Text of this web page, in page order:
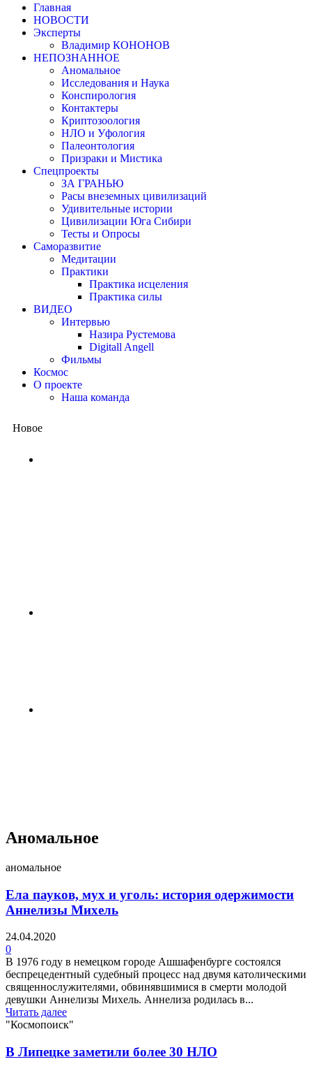
Главная
НОВОСТИ
Эксперты
Владимир КОНОНОВ
НЕПОЗНАННОЕ
Аномальное
Исследования и Наука
Конспирология
Контактеры
Криптозоология
НЛО и Уфология
Палеонтология
Призраки и Мистика
Спецпроекты
ЗА ГРАНЬЮ
Расы внеземных цивилизаций
Удивительные истории
Цивилизации Юга Сибири
Тесты и Опросы
Саморазвитие
Медитации
Практики
Практика исцеления
Практика силы
ВИДЕО
Интервью
Назира Рустемова
Digitall Angell
Фильмы
Космос
О проекте
Наша команда
Новое
Аномальное
аномальное
Ела пауков, мух и уголь: история одержимости
Аннелизы Михель
24.04.2020
0
В 1976 году в немецком городе Ашшафенбурге состоялся
беспрецедентный судебный процесс над двумя католическими
священнослужителями, обвинявшимися в смерти молодой
девушки Аннелизы Михель. Аннелиза родилась в...
Читать далее
"Космопоиск"
В Липецке заметили более 30 НЛО